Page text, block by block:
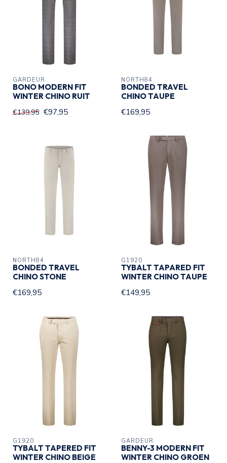
GARDEUR
BONO MODERN FIT
WINTER CHINO RUIT
€139,95 €97,95
NORTH84
BONDED TRAVEL
CHINO TAUPE
€169,95
NORTH84
BONDED TRAVEL
CHINO STONE
€169,95
G1920
TYBALT TAPARED FIT
WINTER CHINO TAUPE
€149,95
G1920
TYBALT TAPERED FIT
WINTER CHINO BEIGE
GARDEUR
BENNY-3 MODERN FIT
WINTER CHINO GROEN